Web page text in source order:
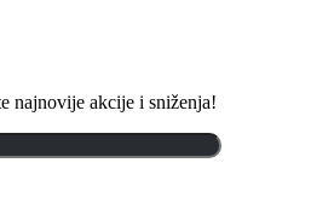
najnovije akcije i sniženja!